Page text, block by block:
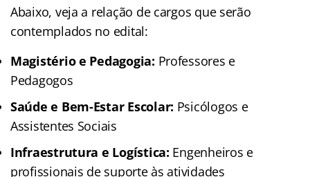
Abaixo, veja a relação de cargos que serão
contemplados no edital:
Magistério e Pedagogia: Professores e
Pedagogos
Saúde e Bem-Estar Escolar: Psicólogos e
Assistentes Sociais
Infraestrutura e Logística: Engenheiros e
profissionais de suporte às atividades